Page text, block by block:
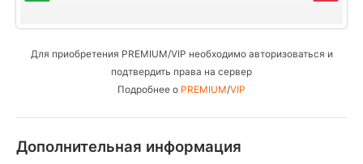
Для приобретения PREMIUM/VIP необходимо авторизоваться и
подтвердить права на сервер
Подробнее о PREMIUM/VIP
Дополнительная информация